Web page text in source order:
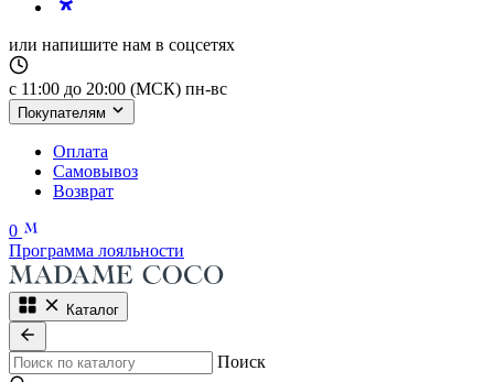
или напишите нам в соцсетях
с 11:00 до 20:00 (МСК) пн-вс
Покупателям
Оплата
Самовывоз
Возврат
0
Программа лояльности
Каталог
Поиск